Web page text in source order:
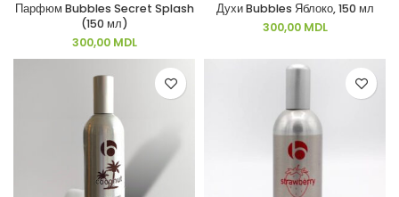
Парфюм Bubbles Secret Splash
(150 мл)
300,00 MDL
Духи Bubbles Яблоко, 150 мл
300,00 MDL